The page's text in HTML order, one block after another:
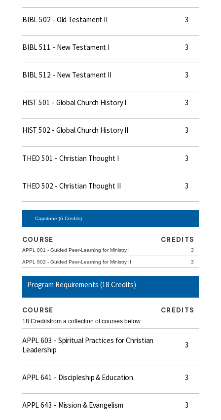
BIBL 502 - Old Testament II 3
BIBL 511 - New Testament I 3
BIBL 512 - New Testament II 3
HIST 501 - Global Church History I 3
HIST 502 - Global Church History II 3
THEO 501 - Christian Thought I 3
THEO 502 - Christian Thought II 3
Capstone (6 Credits)
COURSE CREDITS
APPL 801 - Guided Peer-Learning for Ministry I 3
APPL 802 - Guided Peer-Learning for Ministry II 3
Program Requirements (18 Credits)
COURSE CREDITS
18 Creditsfrom a collection of courses below
APPL 603 - Spiritual Practices for Christian
Leadership
3
APPL 641 - Discipleship & Education 3
APPL 643 - Mission & Evangelism 3